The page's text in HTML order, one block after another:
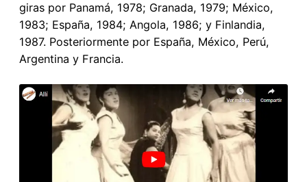
giras por Panamá, 1978; Granada, 1979; México,
1983; España, 1984; Angola, 1986; y Finlandia,
1987. Posteriormente por España, México, Perú,
Argentina y Francia.